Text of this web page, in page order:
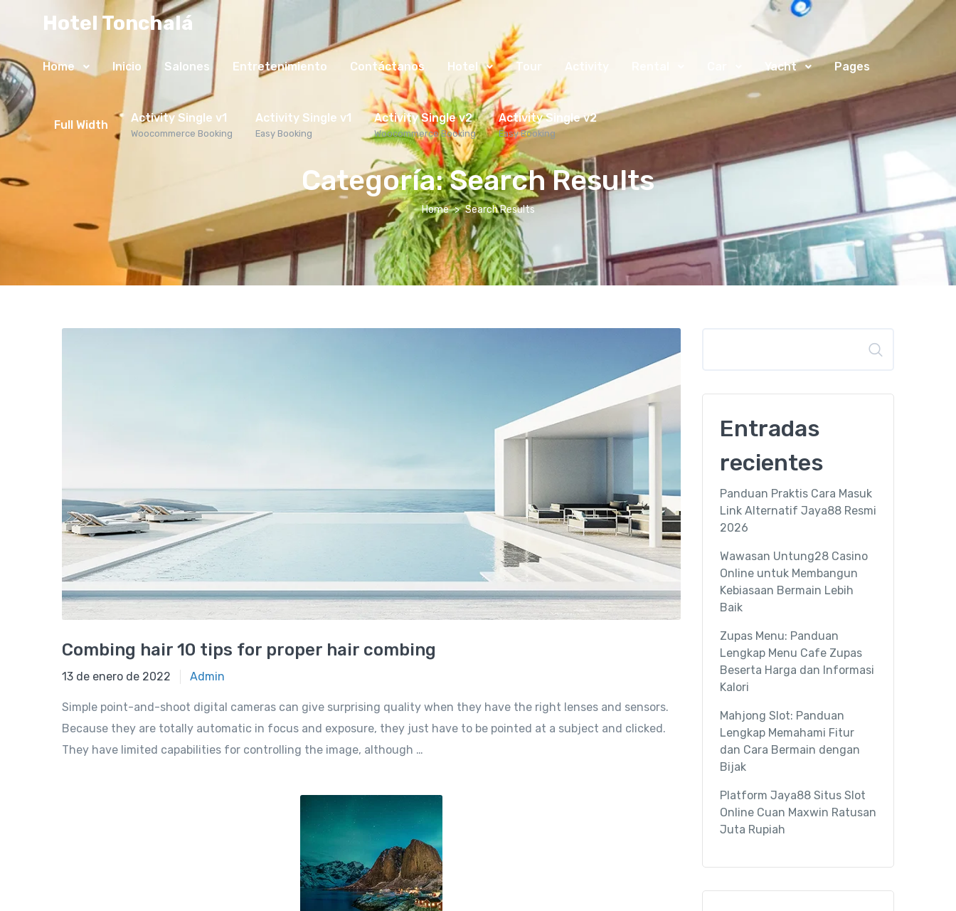
Hotel Tonchalá
Home Inicio Salones Entretenimiento Contáctanos Hotel Tour Activity Yacht Pages
Full Width Activity Single v1
Woocommerce Booking
Activity Single v1
Easy Booking
Activity Single v2
Woocommerce Booking
Activity Single v2
Easy Booking
Categoría:Search Results
Home Search Results
Combing hair 10 tips for proper hair combing
13 de enero de 2022 Admin
Simple point-and-shoot digital cameras can give surprising quality when they have the right lenses and sensors.
Because they are totally automatic in focus and exposure, they just have to be pointed at a subject and clicked.
They have limited capabilities for controlling the image, although …
Entradas
recientes
Panduan Praktis Cara Masuk
Link Alternatif Jaya88 Resmi
2026
Wawasan Untung28 Casino
Online untuk Membangun
Kebiasaan Bermain Lebih
Baik
Zupas Menu: Panduan
Lengkap Menu Cafe Zupas
Beserta Harga dan Informasi
Kalori
Mahjong Slot: Panduan
Lengkap Memahami Fitur
dan Cara Bermain dengan
Bijak
Platform Jaya88 Situs Slot
Online Cuan Maxwin Ratusan
Juta Rupiah